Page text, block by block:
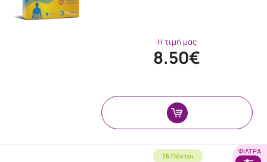
ΦΊΛΤΡΑ
Η τιμή μας
8.50€
76 Πόντοι